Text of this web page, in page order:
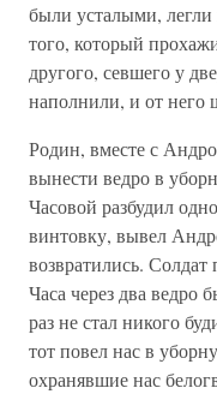
были усталыми,
того, который
другого, севшего у
наполнили, и от него
Родин, вместе с
вынести ведро в
Часовой разбудил
винтовку, вывел
возвратились.
Часа через два ведро
раз не стал никого
тот повел нас в
охранявшие нас